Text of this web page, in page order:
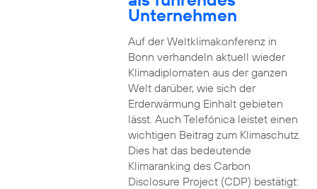
Unternehmen
Auf der Weltklimakonferenz in
Bonn verhandeln aktuell wieder
Klimadiplomaten aus der ganzen
Welt darüber, wie sich der
Erderwärmung Einhalt gebieten
lässt. Auch Telefónica leistet einen
wichtigen Beitrag zum Klimaschutz.
Dies hat das bedeutende
Klimaranking des Carbon
Disclosure Project (CDP) bestätigt: